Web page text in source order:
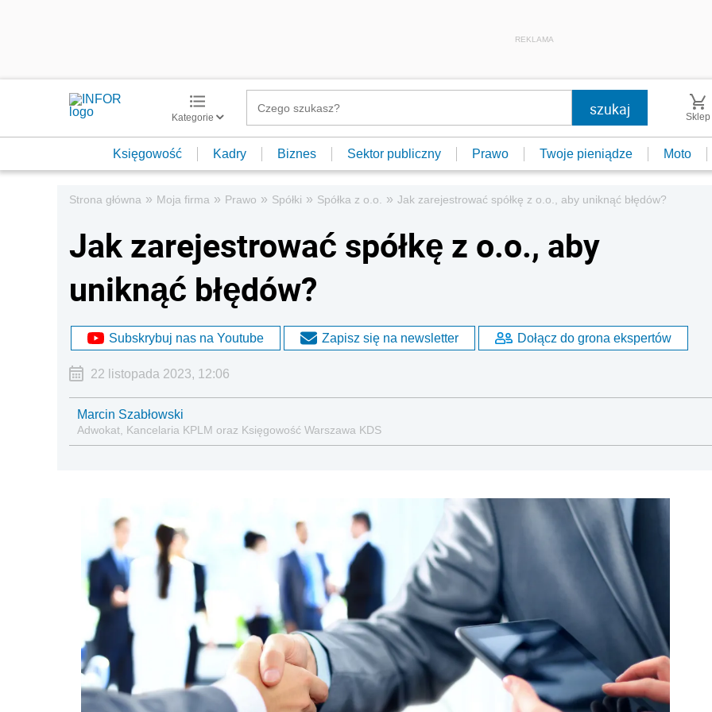
REKLAMA
Kategorie Sklep
Księgowość Kadry Biznes Sektor publiczny Prawo Twoje pieniądze Moto
Strona główna » Moja firma » Prawo » Spółki » Spółka z o.o. » Jak zarejestrować spółkę z o.o., aby uniknąć błędów?
Jak zarejestrować spółkę z o.o., aby
uniknąć błędów?
Subskrybuj nas na Youtube Zapisz się na newsletter Dołącz do grona ekspertów
22 listopada 2023, 12:06
Marcin Szabłowski
Adwokat, Kancelaria KPLM oraz Księgowość Warszawa KDS